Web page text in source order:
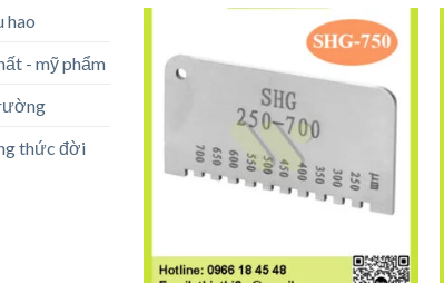
hao
- mỹ phẩm
thức đời